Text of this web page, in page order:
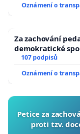
Oznámení o
Za zachování
demokratické
107 podpisů
Oznámení o
Petice za
proti tzv.